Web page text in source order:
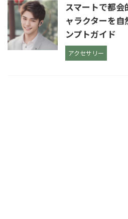
スマートで都
ャラクターを
ンプトガイド
アクセサリー